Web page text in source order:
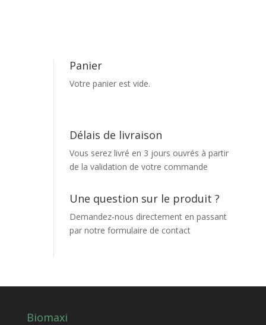
Panier
Votre panier est vide.
Délais de livraison
Vous serez livré en 3 jours ouvrés à partir
de la validation de votre commande
Une question sur le produit ?
Demandez-nous directement en passant
par notre formulaire de contact
Biomaxi